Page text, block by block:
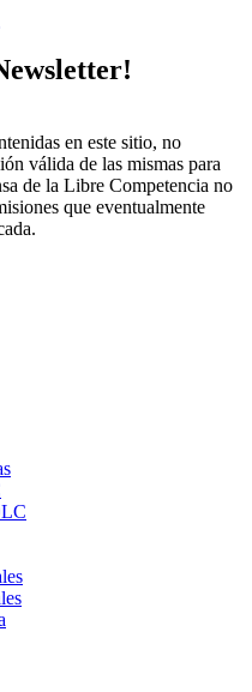
en este sitio, no
válida de las mismas para
de la Libre Competencia no
que eventualmente